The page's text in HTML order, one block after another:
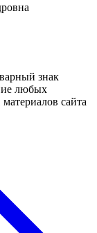
знак
любых
сайта